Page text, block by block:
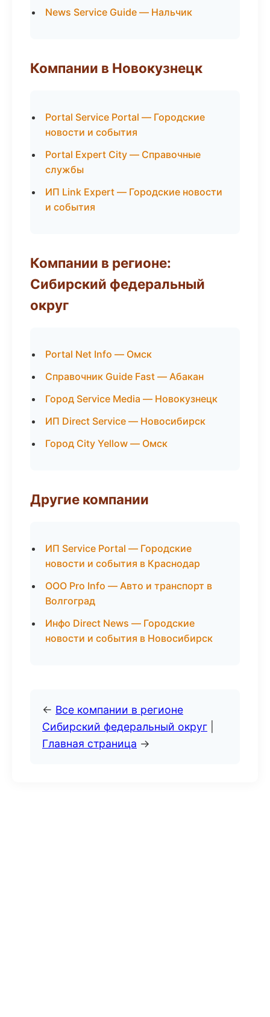
News Service Guide — Нальчик
Компании в Новокузнецк
Portal Service Portal — Городские
новости и события
Portal Expert City — Справочные
службы
ИП Link Expert — Городские новости
и события
Компании в регионе:
Сибирский федеральный
округ
Portal Net Info — Омск
Справочник Guide Fast — Абакан
Город Service Media — Новокузнецк
ИП Direct Service — Новосибирск
Город City Yellow — Омск
Другие компании
ИП Service Portal — Городские
новости и события в Краснодар
ООО Pro Info — Авто и транспорт в
Волгоград
Инфо Direct News — Городские
новости и события в Новосибирск
← Все компании в регионе
Сибирский федеральный округ
Главная страница →